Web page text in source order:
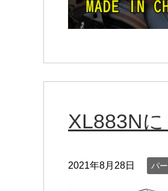
XL883N
2021年8月28日 パ